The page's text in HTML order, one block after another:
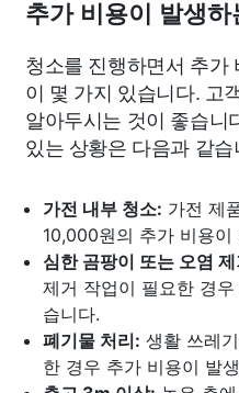
추가 비용이 발생하
청소를 진행하면서 추가
이 몇 가지 있습니다. 고
알아두시는 것이 좋습니
있는 상황은 다음과 같습
가전 내부 청소: 가전 제
10,000원의 추가 비용이
심한 곰팡이 또는 오염
제거 작업이 필요한 경
습니다.
폐기물 처리: 생활 쓰레
한 경우 추가 비용이 발